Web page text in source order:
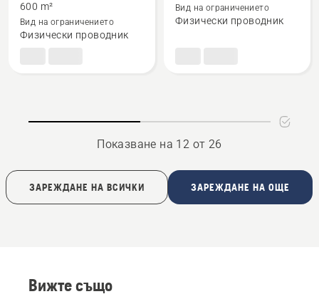
за
Automower®
305E
600 m²
Вид на ограничението
Физически проводник
за
Automower®
Вид на ограничението
Физически проводник
Показване на 12 от 26
ЗАРЕЖДАНЕ НА ВСИЧКИ ЗАРЕЖДАНЕ НА ОЩЕ
Вижте също